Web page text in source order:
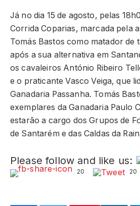
Já no dia 15 de agosto, pelas
Corrida Coparias, marcada pela
Tomás Bastos como matador de
após a sua alternativa em
os cavaleiros António Ribeiro
e o praticante Vasco Veiga, que
Ganadaria Passanha. Tomás
exemplares da Ganadaria Paulo
estarão a cargo dos Grupos de
de Santarém e das Caldas da
Please follow and like us:
20
20